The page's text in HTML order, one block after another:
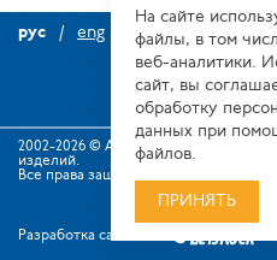
2002-2026 © Алтайский завод
изделий.
Все права защищены.
Разработка сайта:
рус eng
На сайте
файлы, в том
веб-аналитики.
сайт, вы
обработку
данных при
файлов.
ПРИНЯТЬ